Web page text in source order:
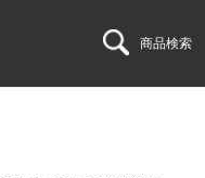
商品検索